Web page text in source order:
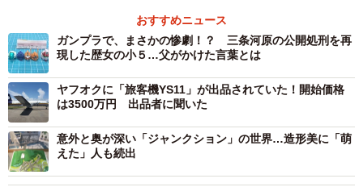
おすすめニュース
ガンプラで、まさかの惨劇！？ 三条河原の公開処刑を再
現した歴女の小５…父がかけた言葉とは
ヤフオクに「旅客機YS11」が出品されていた！開始価格
は3500万円 出品者に聞いた
意外と奥が深い「ジャンクション」の世界…造形美に「萌
えた」人も続出